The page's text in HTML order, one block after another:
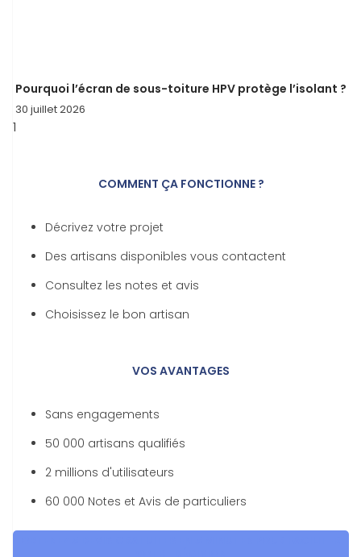
Pourquoi l’écran de sous-toiture HPV protège l’isolant ?
30 juillet 2026
COMMENT ÇA FONCTIONNE ?
Décrivez votre projet
Des artisans disponibles vous contactent
Consultez les notes et avis
Choisissez le bon artisan
VOS AVANTAGES
Sans engagements
50 000 artisans qualifiés
2 millions d'utilisateurs
60 000 Notes et Avis de particuliers